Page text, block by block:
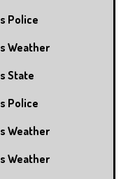
Police
Weather
State
Police
Weather
Weather